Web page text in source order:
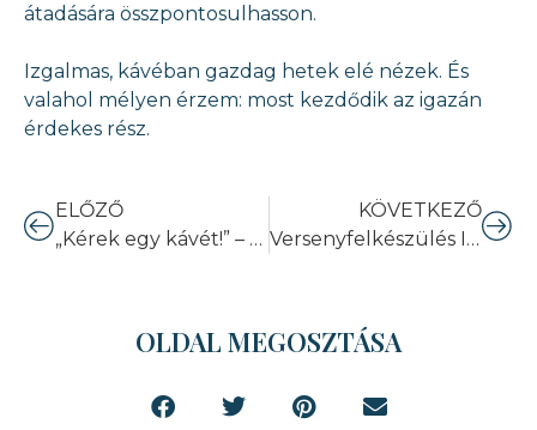
átadására összpontosulhasson.
Izgalmas, kávéban gazdag hetek elé nézek. És
valahol mélyen érzem: most kezdődik az igazán
érdekes rész.
ELŐZŐ
„Kérek egy kávét!” – De mégis milyet?
KÖVETKEZŐ
Versenyfelkészülés III. – A Compulsory napja
OLDAL MEGOSZTÁSA